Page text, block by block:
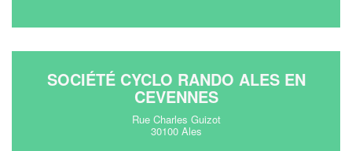
SOCIÉTÉ CYCLO RANDO ALES EN
CEVENNES
Rue Charles Guizot
30100 Ales